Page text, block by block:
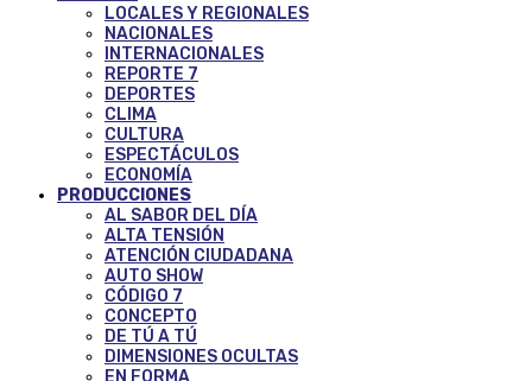
LOCALES Y REGIONALES
NACIONALES
INTERNACIONALES
REPORTE 7
DEPORTES
CLIMA
CULTURA
ESPECTÁCULOS
ECONOMÍA
PRODUCCIONES
AL SABOR DEL DÍA
ALTA TENSIÓN
ATENCIÓN CIUDADANA
AUTO SHOW
CÓDIGO 7
CONCEPTO
DE TÚ A TÚ
DIMENSIONES OCULTAS
EN FORMA